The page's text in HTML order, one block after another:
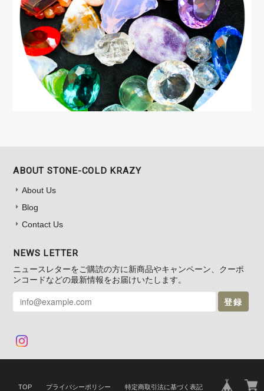
ABOUT STONE-COLD KRAZY
About Us
Blog
Contact Us
NEWS LETTER
ニュースレターをご購読の方に新商品やキャンペーン、クーポ
ンコードなどの最新情報をお届けいたします。
登録
TOP プライバシーポリシー 特定商取引法に基づく表記